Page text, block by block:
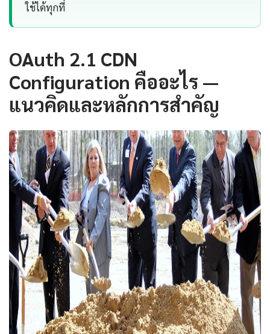
ใช้ได้ทุกที่
OAuth 2.1 CDN
Configuration คืออะไร —
แนวคิดและหลักการสำคัญ